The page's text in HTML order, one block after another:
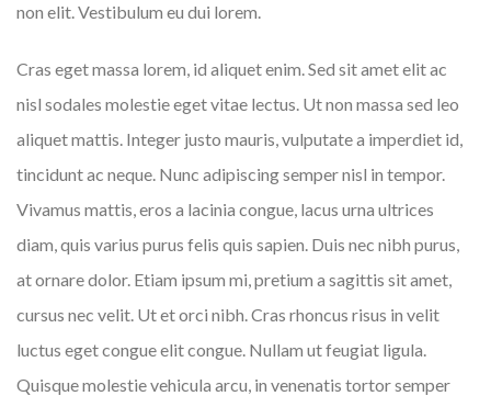
non elit. Vestibulum eu dui lorem.
Cras eget massa lorem, id aliquet enim. Sed sit amet elit ac
nisl sodales molestie eget vitae lectus. Ut non massa sed leo
aliquet mattis. Integer justo mauris, vulputate a imperdiet id,
tincidunt ac neque. Nunc adipiscing semper nisl in tempor.
Vivamus mattis, eros a lacinia congue, lacus urna ultrices
diam, quis varius purus felis quis sapien. Duis nec nibh purus,
at ornare dolor. Etiam ipsum mi, pretium a sagittis sit amet,
cursus nec velit. Ut et orci nibh. Cras rhoncus risus in velit
luctus eget congue elit congue. Nullam ut feugiat ligula.
Quisque molestie vehicula arcu, in venenatis tortor semper